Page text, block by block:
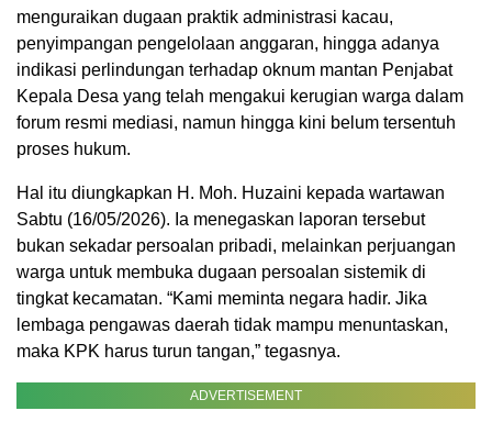
menguraikan dugaan praktik administrasi kacau,
penyimpangan pengelolaan anggaran, hingga adanya
indikasi perlindungan terhadap oknum mantan Penjabat
Kepala Desa yang telah mengakui kerugian warga dalam
forum resmi mediasi, namun hingga kini belum tersentuh
proses hukum.
Hal itu diungkapkan H. Moh. Huzaini kepada wartawan
Sabtu (16/05/2026). Ia menegaskan laporan tersebut
bukan sekadar persoalan pribadi, melainkan perjuangan
warga untuk membuka dugaan persoalan sistemik di
tingkat kecamatan. “Kami meminta negara hadir. Jika
lembaga pengawas daerah tidak mampu menuntaskan,
maka KPK harus turun tangan,” tegasnya.
ADVERTISEMENT